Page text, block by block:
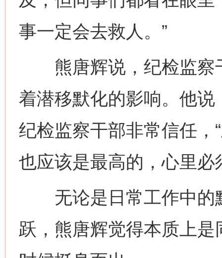
事一定会去救人。”
熊唐辉说，纪检监察
着潜移默化的影响。他
纪检监察干部非常信任，
也应该是最高的，心里必
无论是日常工作中的
跃，熊唐辉觉得本质上